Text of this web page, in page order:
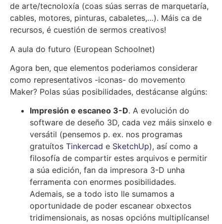
de arte/tecnoloxía (coas súas serras de marquetaría,
cables, motores, pinturas, cabaletes,…). Máis ca de
recursos, é cuestión de sermos creativos!
A aula do futuro (European Schoolnet)
Agora ben, que elementos poderiamos considerar
como representativos -iconas- do movemento
Maker? Polas súas posibilidades, destácanse algúns:
Impresión e escaneo 3-D. A evolución do
software de deseño 3D, cada vez máis sinxelo e
versátil (pensemos p. ex. nos programas
gratuítos Tinkercad e SketchUp), así como a
filosofía de compartir estes arquivos e permitir
a súa edición, fan da impresora 3-D unha
ferramenta con enormes posibilidades.
Ademais, se a todo isto lle sumamos a
oportunidade de poder escanear obxectos
tridimensionais, as nosas opcións multiplícanse!